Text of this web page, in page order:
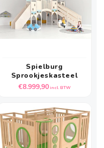
Spielburg
Sprookjeskasteel
Normale
€8.999,90incl. BTW